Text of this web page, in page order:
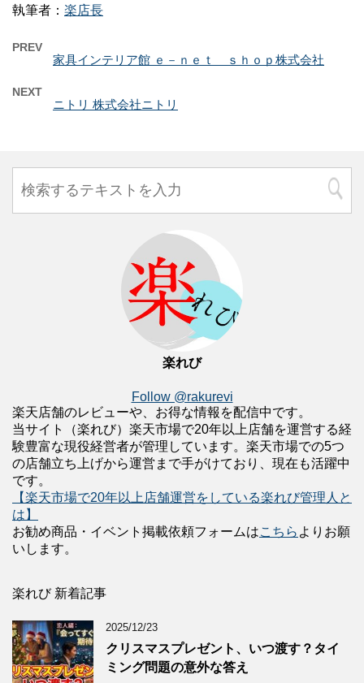
執筆者： 楽店長
PREV
家具インテリア館 ｅ－ｎｅｔ ｓｈｏｐ株式会社
NEXT
ニトリ 株式会社ニトリ
楽れび
Follow @rakurevi
楽天店舗のレビューや、お得な情報を配信中です。
当サイト（楽れび）楽天市場で20年以上店舗を運営する経
験豊富な現役経営者が管理しています。楽天市場での5つ
の店舗立ち上げから運営まで手がけており、現在も活躍中
です。
【楽天市場で20年以上店舗運営をしている楽れび管理人と
は】
お勧め商品・イベント掲載依頼フォームはこちら よりお願
いします。
楽れび 新着記事
2025/12/23
クリスマスプレゼント、いつ渡す？タイ
ミング問題の意外な答え